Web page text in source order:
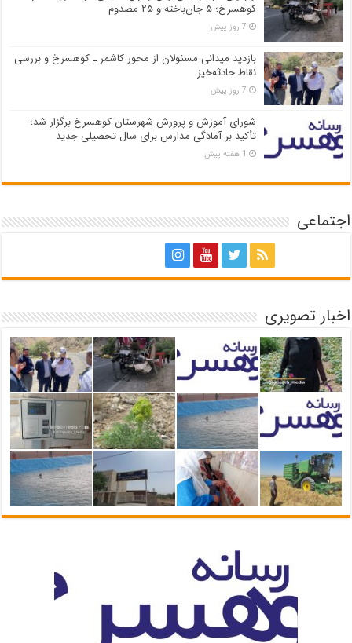
کوهسرخ؛ ۵ جان‌باخته و ۲۵ مصدوم
7 روز پیش
بازدید میدانی مسئولان از محور کاشمر ـ کوهسرخ و بررسی
نقاط حادثه‌خیز
7 روز پیش
شورای آموزش و پرورش شهرستان کوهسرخ برگزار شد؛
تأکید بر آمادگی مدارس برای سال تحصیلی جدید
1 هفته پیش
اجتماعی
اخبار تصویری